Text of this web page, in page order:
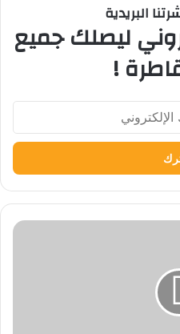
البريدية
ليصلك جميع
!